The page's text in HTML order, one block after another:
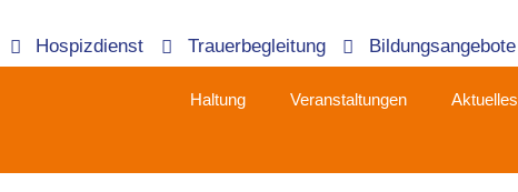
Hospizdienst Trauerbegleitung Bildungsangebote
Haltung Veranstaltungen Aktuelles